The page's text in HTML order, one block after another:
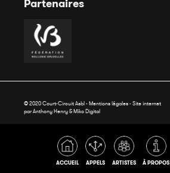
ACCUEIL APPELS ARTISTES À PROPOS
Partenaires
© 2020 Court-Circuit Asbl - Mentions légales - Site internet
par Anthony Henry &Miko Digital